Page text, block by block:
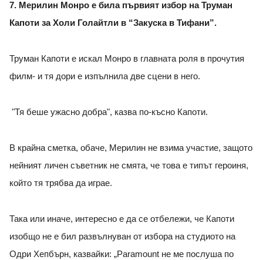
7. Мерилин Монро е била първият избор на Труман
Капоти за Холи Голайтли в “Закуска в Тифани”.
Труман Капоти е искал Монро в главната роля в прочутия
филм- и тя дори е изпълнила две сцени в него.
"Тя беше ужасно добра", казва по-късно Капоти.
В крайна сметка, обаче, Мерилин не взима участие, защото
нейният личен съветник не смята, че това е типът героиня,
който тя трябва да играе.
Така или иначе, интересно е да се отбележи, че Капоти
изобщо не е бил развълнуван от избора на студиото на
Одри Хепбърн, казвайки: „Paramount не ме послуша по